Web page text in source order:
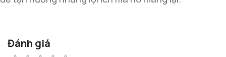
Đánh giá